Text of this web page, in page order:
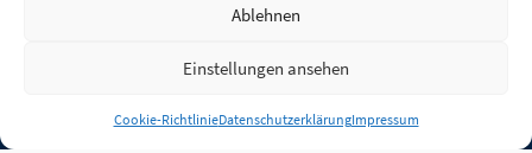
Ablehnen
Einstellungen ansehen
Cookie-RichtlinieDatenschutzerklärungImpressum
Anmelden
Jobs Partner FAQ Quellen